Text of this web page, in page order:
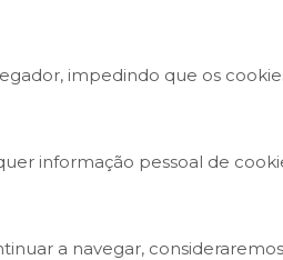
impedindo que os
informação pessoal de
a navegar,